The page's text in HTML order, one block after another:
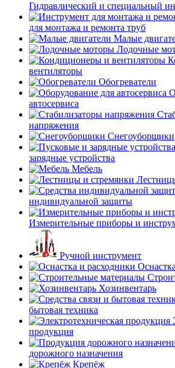
Гидравлический и специальный
для монтажа и ремонта труб
Малые
Лодочные
вентиляторы
Обогреватели
автосервиса
напряжения
Снегоуборщики
зарядные устройства
Мебель
индивидуальной защиты
Измерительные приборы и
Ручной инструмент
Хозинвентарь
бытовая техника
продукция
дорожного назначения
Крепёж